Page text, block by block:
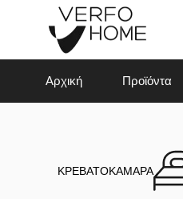
Αρχική Προϊόντα
ΚΡΕΒΑΤΟΚΑΜΑΡΑ